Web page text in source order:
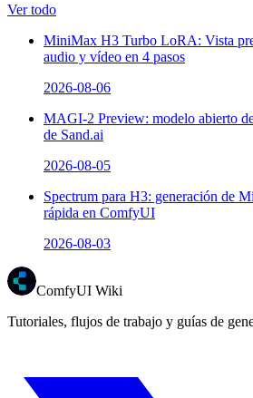
Ver todo
MiniMax H3 Turbo LoRA: Vista
audio y vídeo en 4 pasos
2026-08-06
MAGI-2 Preview: modelo abierto
de Sand.ai
2026-08-05
Spectrum para H3: generación de
rápida en ComfyUI
2026-08-03
ComfyUI Wiki
Tutoriales, flujos de trabajo y guías de